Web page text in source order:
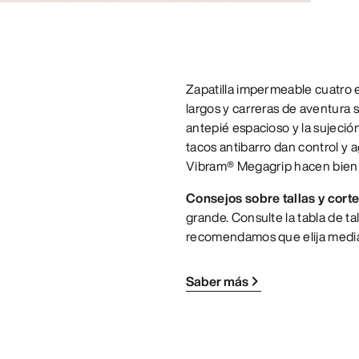
Zapatilla impermeable cuatro
largos y carreras de aventura
antepié espacioso y la
tacos antibarro dan control y
Vibram® Megagrip hacen
Consejos sobre tallas y
grande. Consulte la tabla de
recomendamos que elija
Saber más